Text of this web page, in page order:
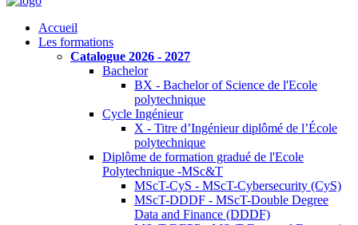
Accueil
Les formations
Catalogue 2026 - 2027
Bachelor
BX - Bachelor of Science de l'Ecole
polytechnique
Cycle Ingénieur
X - Titre d’Ingénieur diplômé de l’École
polytechnique
Diplôme de formation gradué de l'Ecole
Polytechnique -MSc&T
MScT-CyS - MScT-Cybersecurity (CyS)
MScT-DDDF - MScT-Double Degree
Data and Finance (DDDF)